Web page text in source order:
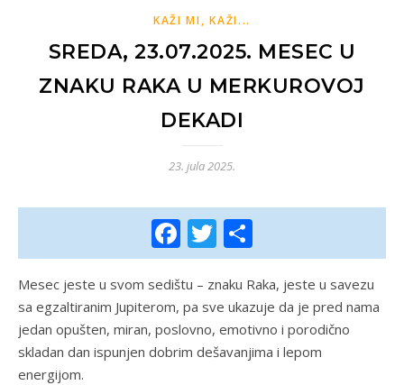
KAŽI MI, KAŽI...
SREDA, 23.07.2025. MESEC U
ZNAKU RAKA U MERKUROVOJ
DEKADI
23. jula 2025.
Facebook
Twitter
Mesec jeste u svom sedištu – znaku Raka, jeste u savezu
sa egzaltiranim Jupiterom, pa sve ukazuje da je pred nama
jedan opušten, miran, poslovno, emotivno i porodično
skladan dan ispunjen dobrim dešavanjima i lepom
energijom.